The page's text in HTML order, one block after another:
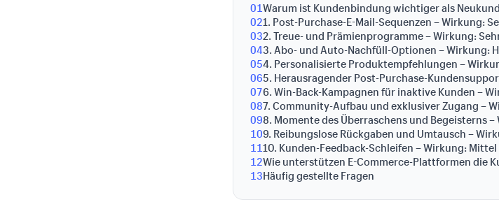
01Warum ist Kundenbindung wichtiger als
021. Post-Purchase-E-Mail-Sequenzen – Wirkung:
032. Treue- und Prämienprogramme – Wirkung:
043. Abo- und Auto-Nachfüll-Optionen – Wirkung:
054. Personalisierte Produktempfehlungen –
065. Herausragender Post-Purchase-
076. Win-Back-Kampagnen für inaktive Kunden –
087. Community-Aufbau und exklusiver Zugang –
098. Momente des Überraschens und Begeisterns
109. Reibungslose Rückgaben und Umtausch –
1110. Kunden-Feedback-Schleifen – Wirkung: Mittel
12Wie unterstützen E-Commerce-Plattformen die
13Häufig gestellte Fragen